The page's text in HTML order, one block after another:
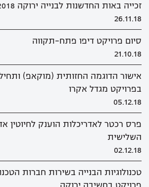
זכייה באות החדשנות לבנייה ירוקה 2018
26.11.18
סיום פרויקט דיפו פתח-תקווה
21.10.18
אישור הדוגמה החזותית (מוקאפ)
בפרויקט מגדל אקרו
05.12.18
פרס רכטר לאדריכלות הוענק לחיוטין
השלישית
02.12.18
טכנולוגיות הבנייה בשירות חברות